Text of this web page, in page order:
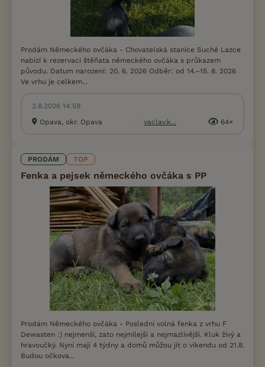
Prodám Německého ovčáka - Chovatelská stanice Suché Lazce
nabízí k rezervaci štěňata německého ovčáka s průkazem
původu. Datum narození: 20. 6. 2026 Odběr: od 14.–15. 8. 2026
Ve vrhu je celkem...
2.8.2026 14:59
Opava, okr. Opava
vaclav.k... 64×
PRODÁM TOP
Fenka a pejsek německého ovčáka s PP
Prodám Německého ovčáka - Poslední volná fenka z vrhu F
Dewasten :) nejmenší, zato nejmilejší a nejmazlivější. Kluk živý a
hravoučký. Nyní mají 4 týdny a domů můžou jít o víkendu od 21.8.
Budou očkova...